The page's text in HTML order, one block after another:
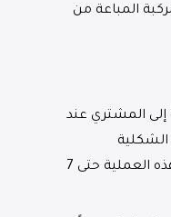
المباعة من
إلى المشتري عند
الشكلية
والفحوصات اللازمة. قد تستغرق هذه العملية حتى 7